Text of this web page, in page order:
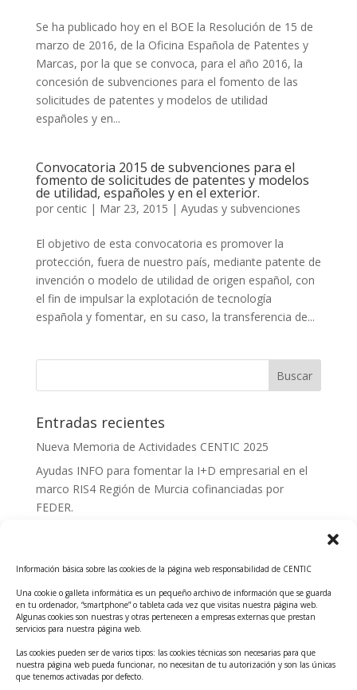
Información básica sobre las cookies de la página web responsabilidad de CENTIC
Una cookie o galleta informática es un pequeño archivo de información que se guarda
en tu ordenador, “smartphone” o tableta cada vez que visitas nuestra página web.
Algunas cookies son nuestras y otras pertenecen a empresas externas que prestan
servicios para nuestra página web.
Las cookies pueden ser de varios tipos: las cookies técnicas son necesarias para que
nuestra página web pueda funcionar, no necesitan de tu autorización y son las únicas
que tenemos activadas por defecto.
Se ha publicado hoy en el BOE la Resolución de 15 de
marzo de 2016, de la Oficina Española de Patentes y
Marcas, por la que se convoca, para el año 2016, la
concesión de subvenciones para el fomento de las
solicitudes de patentes y modelos de utilidad
españoles y en...
Convocatoria 2015 de subvenciones para el
fomento de solicitudes de patentes y modelos
de utilidad, españoles y en el exterior.
por centic| Mar 23, 2015 | Ayudas y subvenciones
El objetivo de esta convocatoria es promover la
protección, fuera de nuestro país, mediante patente de
invención o modelo de utilidad de origen español, con
el fin de impulsar la explotación de tecnología
española y fomentar, en su caso, la transferencia de...
Entradas recientes
Nueva Memoria de Actividades CENTIC 2025
Ayudas INFO para fomentar la I+D empresarial en el
marco RIS4 Región de Murcia cofinanciadas por
FEDER.
Tecnológicos 2ª ed.
Ayudas INFO para el apoyo a las empresas
innovadoras con potencial tecnológico y escalables
Convocatoria Cheque de Innovación. Ayudas INFO
para la contratación de servicios de Innovación y
Competitividad